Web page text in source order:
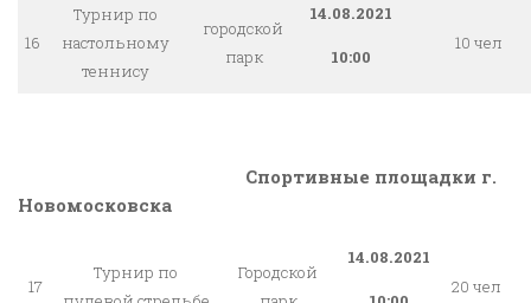
16
Турнир по
настольному
теннису
городской
парк
14.08.2021
10:00
10 чел
Спортивные площадки г.
Новомосковска
17
Турнир по
Городской
14.08.2021
20 чел